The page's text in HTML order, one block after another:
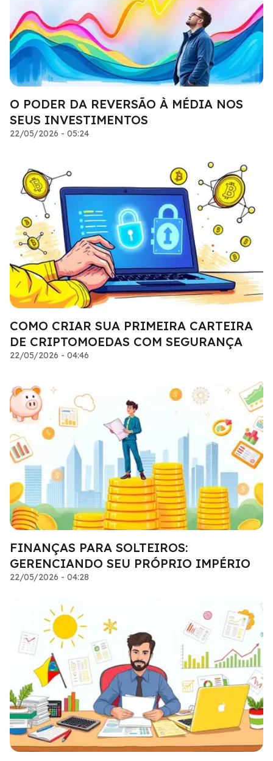
O PODER DA REVERSÃO À MÉDIA NOS
SEUS INVESTIMENTOS
22/05/2026 - 05:24
COMO CRIAR SUA PRIMEIRA CARTEIRA
DE CRIPTOMOEDAS COM SEGURANÇA
22/05/2026 - 04:46
FINANÇAS PARA SOLTEIROS:
GERENCIANDO SEU PRÓPRIO IMPÉRIO
22/05/2026 - 04:28